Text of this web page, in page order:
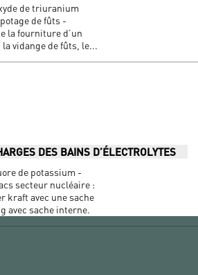
de triuranium
de fûts -
la fourniture d’un
vidange de fûts, le...
DES BAINS D’ÉLECTROLYTES
de potassium -
secteur nucléaire :
kraft avec une sache
avec sache interne.